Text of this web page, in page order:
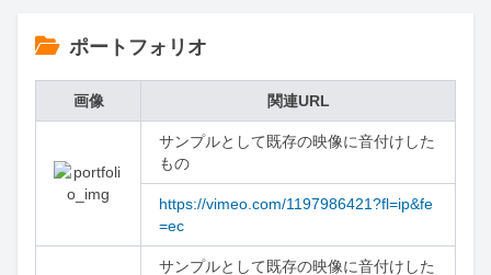
ポートフォリオ
画像 関連URL
サンプルとして既存の映像に音付けした
もの
https://vimeo.com/1197986421?fl=ip&fe
=ec
サンプルとして既存の映像に音付けした